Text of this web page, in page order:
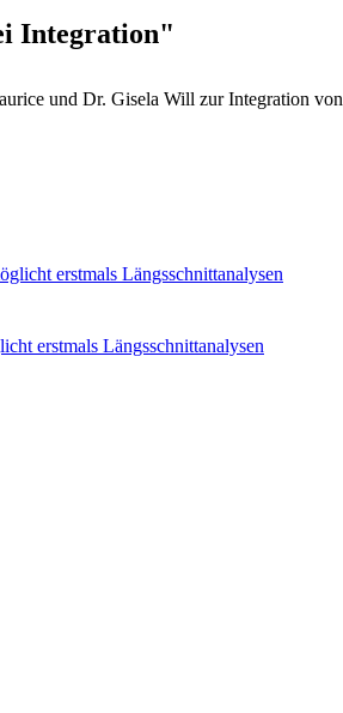
Integration"
und Dr. Gisela Will zur Integration von
erstmals Längsschnittanalysen